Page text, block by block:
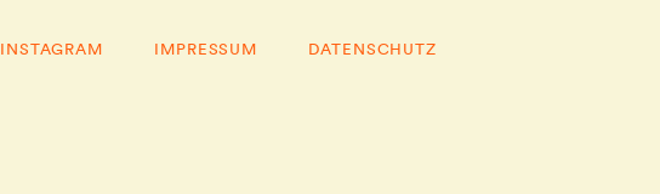
INSTAGRAM IMPRESSUM DATENSCHUTZ